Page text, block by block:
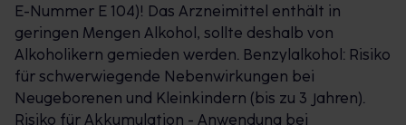
E-Nummer E 104)! Das Arzneimittel enthält in
geringen Mengen Alkohol, sollte deshalb von
Alkoholikern gemieden werden. Benzylalkohol: Risiko
für schwerwiegende Nebenwirkungen bei
Neugeborenen und Kleinkindern (bis zu 3 Jahren).
Risiko für Akkumulation - Anwendung bei